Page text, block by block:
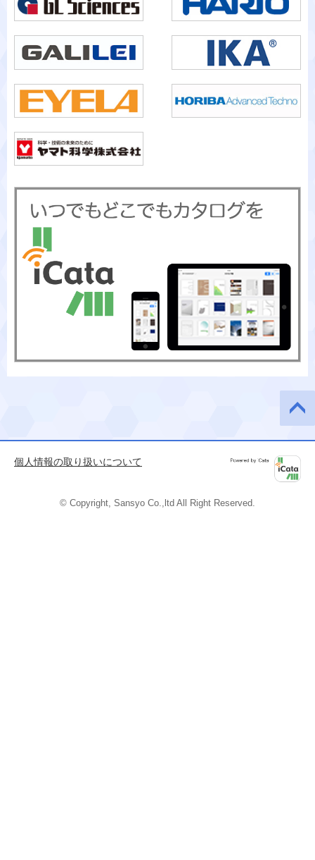
ージの
先頭へ
個人情報の取り扱いについて
© Copyright, Sansyo Co.,ltd All Right Reserved.
iCata